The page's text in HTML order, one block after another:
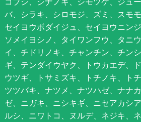
バ、シラキ、シロモジ、ズミ、スモ
セイヨウボダイジュ、セイヨウニン
ソメイヨシノ、タイワンフウ、タニ
イ、チドリノキ、チャンチン、チン
ギ、テンダイウヤク、トウカエデ、
ウツギ、トサミズキ、トチノキ、ト
ツツバキ、ナツメ、ナツハゼ、ナナ
ゼ、ニガキ、ニシキギ、ニセアカシ
ルシ、ニワトコ、ヌルデ、ネジキ、